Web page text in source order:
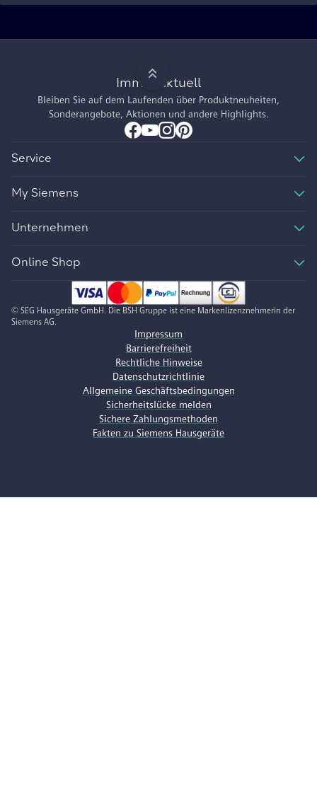
Immer aktuell
Bleiben Sie auf dem Laufenden über Produktneuheiten,
Sonderangebote, Aktionen und andere Highlights.
Service
My Siemens
Unternehmen
Online Shop
© SEG Hausgeräte GmbH. Die BSH Gruppe ist eine Markenlizenznehmerin der
Siemens AG.
Impressum
Barrierefreiheit
Rechtliche Hinweise
Datenschutzrichtlinie
Allgemeine Geschäftsbedingungen
Sicherheitslücke melden
Sichere Zahlungsmethoden
Fakten zu Siemens Hausgeräte